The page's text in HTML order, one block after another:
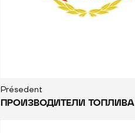
Présedent
ПРОИЗВОДИТЕЛИ ТОПЛИВА